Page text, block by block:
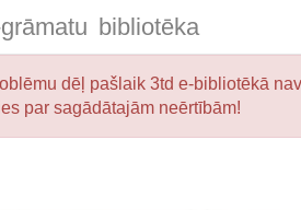
grāmatu bibliotēka
dēļ pašlaik 3td e-bibliotēkā
par sagādātajām neērtībām!